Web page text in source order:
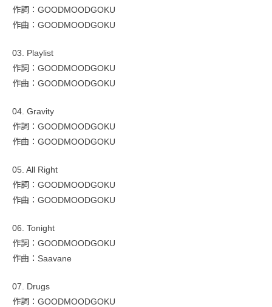
作詞：GOODMOODGOKU
作曲：GOODMOODGOKU
03. Playlist
作詞：GOODMOODGOKU
作曲：GOODMOODGOKU
04. Gravity
作詞：GOODMOODGOKU
作曲：GOODMOODGOKU
05. All Right
作詞：GOODMOODGOKU
作曲：GOODMOODGOKU
06. Tonight
作詞：GOODMOODGOKU
作曲：Saavane
07. Drugs
作詞：GOODMOODGOKU